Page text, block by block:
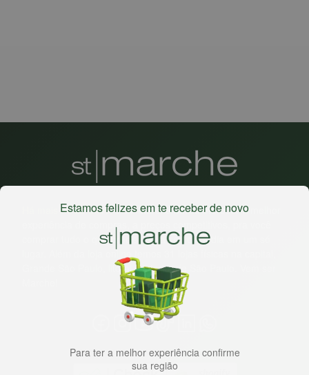
Há mais de 22 anos, o St. Marche busca oferecer a melhor
experiência de compras, a preços competitivos, pra você
comprar tudo o que precisa para seu dia a dia em um só
lugar. Além da loja online temos 31 lojas físicas na capital,
Grande São Paulo, litoral e interior de São Paulo. Vem ser
Estamos felizes em te receber de novo
Para ter a melhor experiência confirme
sua região